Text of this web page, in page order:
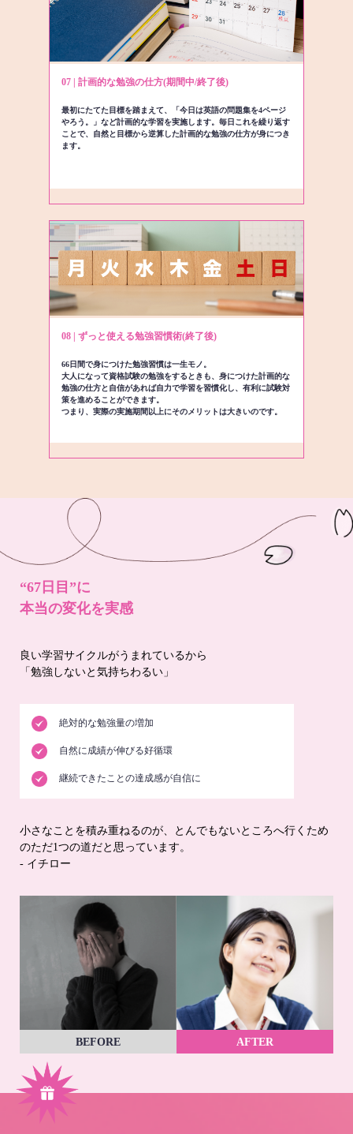
07 | 計画的な勉強の仕方(期間中/終了後)
最初にたてた目標を踏まえて、「今日は英語の問題集を4ページ
やろう。」など計画的な学習を実施します。毎日これを繰り返す
ことで、自然と目標から逆算した計画的な勉強の仕方が身につき
ます。
08 | ずっと使える勉強習慣術(終了後)
66日間で身につけた勉強習慣は一生モノ。
大人になって資格試験の勉強をするときも、身につけた計画的な
勉強の仕方と自信があれば自力で学習を習慣化し、有利に試験対
策を進めることができます。
つまり、実際の実施期間以上にそのメリットは大きいのです。
“67日目”に
本当の変化を実感
良い学習サイクルがうまれているから
「勉強しないと気持ちわるい」
絶対的な勉強量の増加
自然に成績が伸びる好循環
継続できたことの達成感が自信に
小さなことを積み重ねるのが、とんでもないところへ行くため
のただ1つの道だと思っています。
- イチロー
BEFORE AFTER